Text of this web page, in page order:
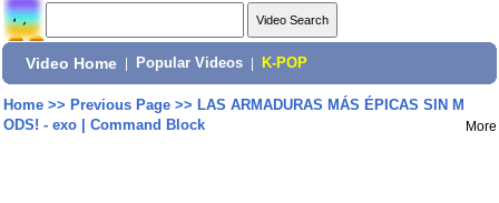
Video Home Popular Videos K-POP
Home>> Previous Page>> LAS ARMADURAS MÁS ÉPICAS SIN M
ODS! - exo | Command Block
More